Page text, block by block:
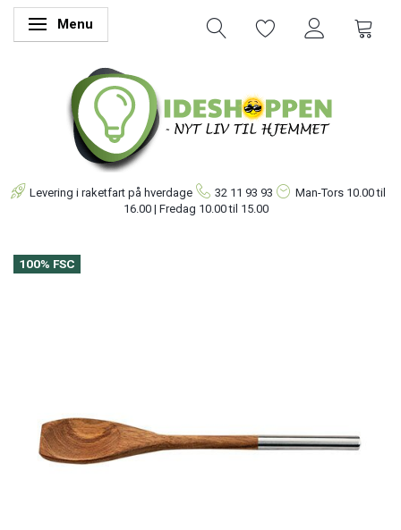
Skifte navigation
Menu
Levering i raketfart på hverdage 32 11 93 93 Man-Tors 10.00 til
16.00 | Fredag 10.00 til 15.00
100% FSC